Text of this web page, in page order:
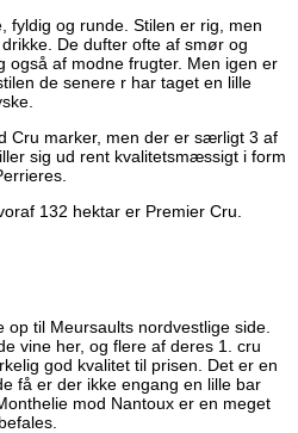
fyldig og runde. Stilen er rig, men
De dufter ofte af smør og
også af modne frugter. Men igen er
de senere r har taget en lille
Cru marker, men der er særligt 3 af
sig ud rent kvalitetsmæssigt i form
132 hektar er Premier Cru.
til Meursaults nordvestlige side.
vine her, og flere af deres 1. cru
god kvalitet til prisen. Det er en
få er der ikke engang en lille bar
mod Nantoux er en meget